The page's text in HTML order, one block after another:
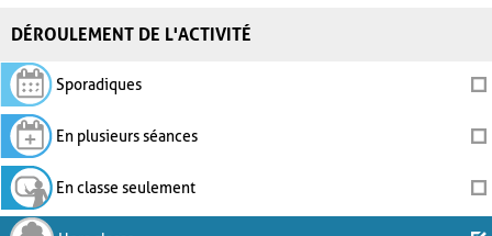
DÉROULEMENT DE L'ACTIVITÉ
Sporadiques
En plusieurs séances
En classe seulement